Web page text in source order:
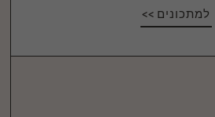
למתכונים >>